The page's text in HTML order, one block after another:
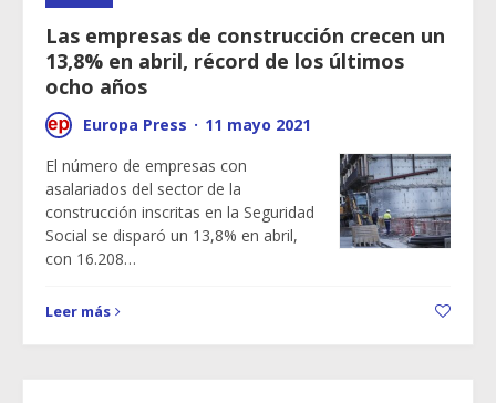
Las empresas de construcción crecen un
13,8% en abril, récord de los últimos
ocho años
Europa Press · 11 mayo 2021
El número de empresas con
asalariados del sector de la
construcción inscritas en la Seguridad
Social se disparó un 13,8% en abril,
con 16.208…
Leer más